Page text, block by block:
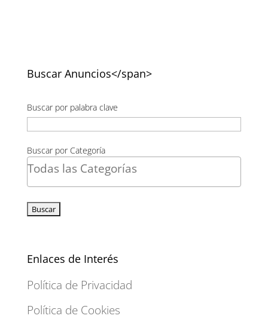
Buscar Anuncios</span>
Buscar por palabra clave
Buscar por Categoría
Enlaces de Interés
Política de Privacidad
Política de Cookies